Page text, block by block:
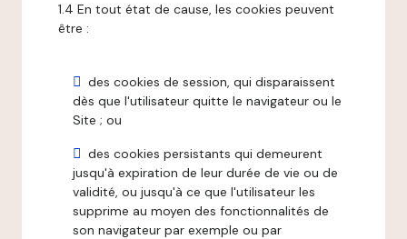
1.4 En tout état de cause, les cookies peuvent
être :
des cookies de session, qui disparaissent
dès que l'utilisateur quitte le navigateur ou le
Site ; ou
des cookies persistants qui demeurent
jusqu'à expiration de leur durée de vie ou de
validité, ou jusqu'à ce que l'utilisateur les
supprime au moyen des fonctionnalités de
son navigateur par exemple ou par